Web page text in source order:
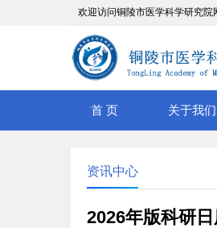
欢迎访问铜陵市医学科学研究院
首 页 关于我们
资讯中心
2026年版科研